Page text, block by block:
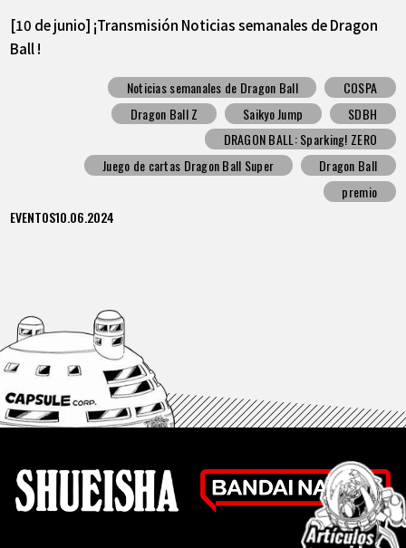
[10 de junio] ¡Transmisión Noticias semanales de Dragon
Ball !
Noticias semanales de Dragon Ball
COSPA
Dragon Ball Z
Saikyo Jump
SDBH
DRAGON BALL: Sparking! ZERO
Juego de cartas Dragon Ball Super
Dragon Ball
premio
EVENTOS10.06.2024